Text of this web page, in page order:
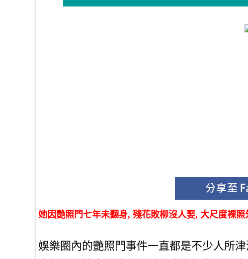
她因艷照門七年未翻身, 殘花敗柳沒人娶, 大尺度裸照
娛樂圈內的艷照門事件一直都是不少人所津